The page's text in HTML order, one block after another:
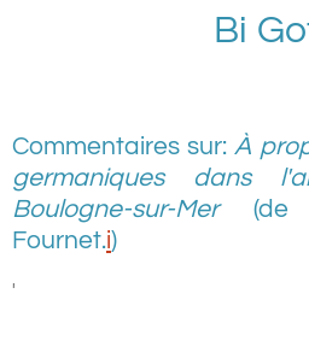
Bi
Commentaires sur: À
germaniques dans
Boulogne-sur-Mer(de
Fournet.i)
'